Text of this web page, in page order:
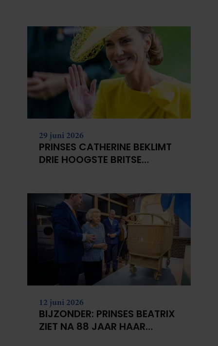
29 juni 2026
PRINSES CATHERINE BEKLIMT
DRIE HOOGSTE BRITSE
12 juni 2026
BIJZONDER: PRINSES BEATRIX
ZIET NA 88 JAAR HAAR